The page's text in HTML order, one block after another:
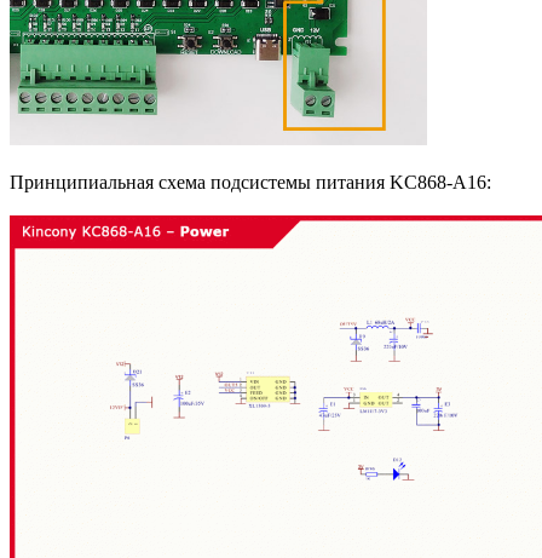
Принципиальная схема подсистемы питания KC868-A16: